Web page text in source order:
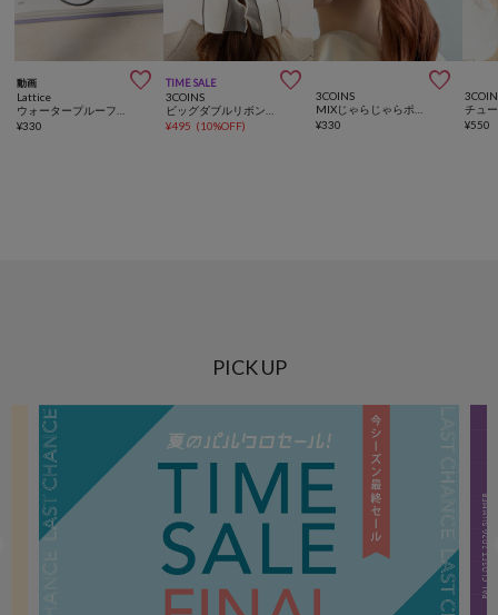
動画 
Lattice
ウォータープルーフゴム(8P)
¥330
TIME SALE 
3COINS
ビッグダブルリボンポニー
¥495 (10%OFF)

3COINS
MIXじゃらじゃらポニー
¥330 ¥550
PICK UP